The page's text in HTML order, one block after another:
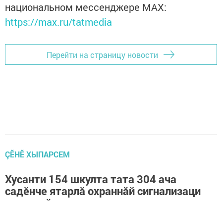
национальном мессенджере MАХ:
https://max.ru/tatmedia
Перейти на страницу новости
ÇӖНӖ ХЫПАРСЕМ
Хусанти 154 шкулта тата 304 ача
садӗнче ятарлă охраннӑй сигнализаци